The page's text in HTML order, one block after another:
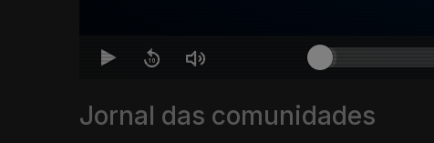
Jornal das comunidades